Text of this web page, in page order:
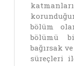
bölüm
bölümü
bağırsak
süreçleri